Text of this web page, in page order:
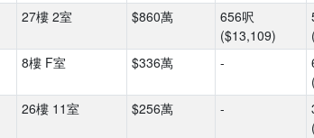
27樓 2室 $860萬
656呎
($13,109)
8樓 F室 $336萬 -
26樓 11室 $256萬 -